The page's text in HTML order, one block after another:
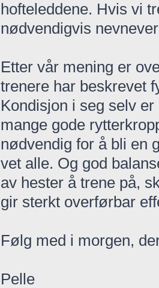
hofteleddene. Hvis vi
nødvendigvis
Etter vår mening er
trenere har beskrevet
Kondisjon i seg selv
mange gode
nødvendig for å bli en
vet alle. Og god
av hester å trene på,
gir sterkt overførbar
Følg med i morgen,
Pelle